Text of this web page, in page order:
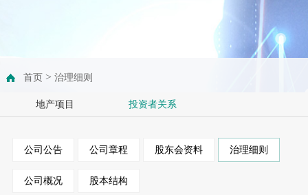
首页> 治理细则
地产项目 投资者关系
公司公告 公司章程 股东会资料 治理细则
公司概况 股本结构